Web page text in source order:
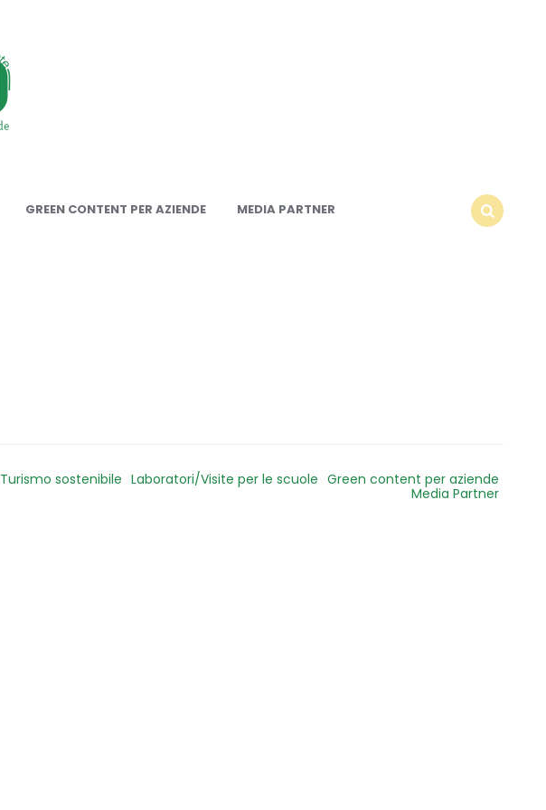
GREEN CONTENT PER AZIENDE
MEDIA PARTNER
Turismo sostenibile Laboratori/Visite per le scuole Green content per aziende
Media Partner